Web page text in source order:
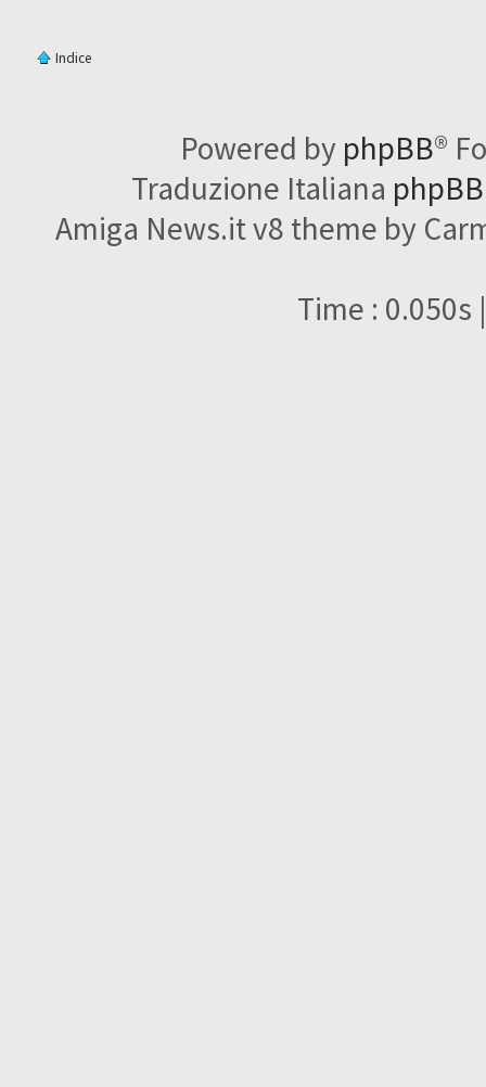
Indice
Powered by phpBB®
Traduzione Italiana
Amiga News.it v8 theme by
Time : 0.050s